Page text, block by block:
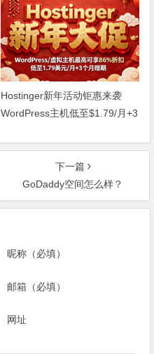
Hostinger新年活动钜惠来袭
WordPress主机低至$1.79/月+3
下一篇
GoDaddy空间怎么样？
昵称（必填）
邮箱（必填）
网址